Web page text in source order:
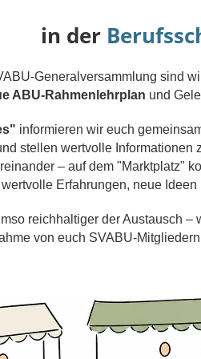
in der
Generalversammlung sind
ABU-Rahmenlehrplan und
informieren wir euch
stellen wertvolle
– auf dem "Marktplatz"
Erfahrungen, neue
reichhaltiger der Austausch
von euch SVABU-